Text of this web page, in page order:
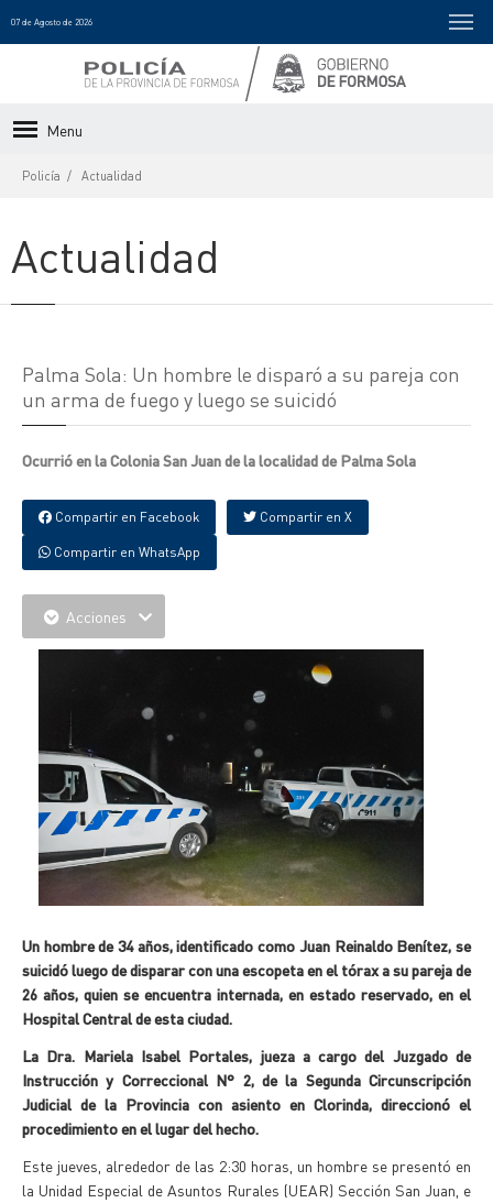
07 de Agosto de 2026
Menu
Policía Actualidad
Actualidad
Palma Sola: Un hombre le disparó a su pareja con
un arma de fuego y luego se suicidó
Ocurrió en la Colonia San Juan de la localidad de Palma Sola
Compartir en Facebook Compartir en X
Compartir en WhatsApp
Acciones
Un hombre de 34 años, identificado como Juan Reinaldo Benítez, se
suicidó luego de disparar con una escopeta en el tórax a su pareja de
26 años, quien se encuentra internada, en estado reservado, en el
Hospital Central de esta ciudad.
La Dra. Mariela Isabel Portales, jueza a cargo del Juzgado de
Instrucción y Correccional N° 2, de la Segunda Circunscripción
Judicial de la Provincia con asiento en Clorinda, direccionó el
procedimiento en el lugar del hecho.
Este jueves, alrededor de las 2:30 horas, un hombre se presentó en
la Unidad Especial de Asuntos Rurales (UEAR) Sección San Juan, e